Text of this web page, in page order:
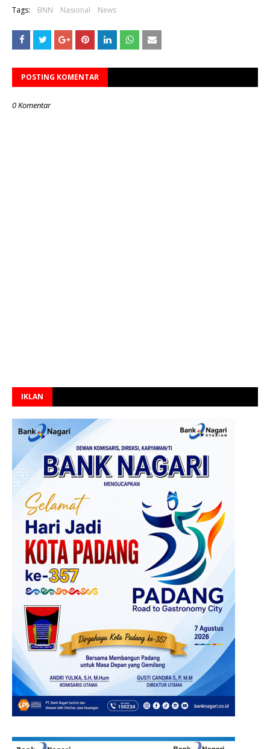
Tags: BNN Nasional News
POSTING KOMENTAR
0 Komentar
IKLAN